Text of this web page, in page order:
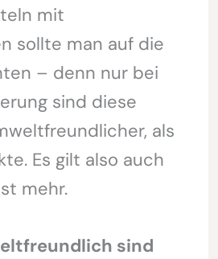
mit
sollte man auf die
– denn nur bei
sind diese
als
Es gilt also auch
mehr.
sind